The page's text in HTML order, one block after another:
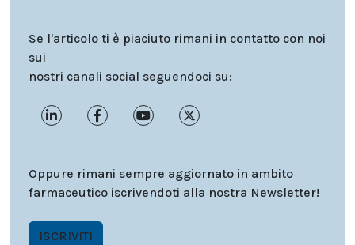
Se l'articolo ti è piaciuto rimani in contatto con noi
sui
nostri canali social seguendoci su:
Oppure rimani sempre aggiornato in ambito
farmaceutico iscrivendoti alla nostra Newsletter!
ISCRIVITI